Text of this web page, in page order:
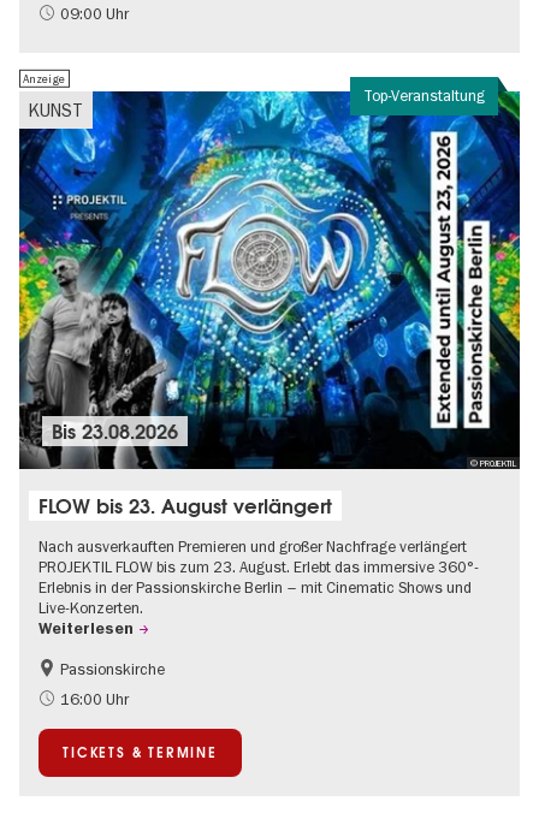
Nachhaltigkeit
09:00 Uhr
Top-Veranstaltung
KUNST
Anzeige
© PROJEKTIL
Bis23.08.2026
FLOW bis 23. August verlängert
Nach ausverkauften Premieren und großer Nachfrage verlängert
PROJEKTIL FLOW bis zum 23. August. Erlebt das immersive 360°-
Erlebnis in der Passionskirche Berlin – mit Cinematic Shows und
Live-Konzerten.
Weiterlesen
Barrierefrei
Kultursommer
Passionskirche
16:00 Uhr
TICKETS & TERMINE